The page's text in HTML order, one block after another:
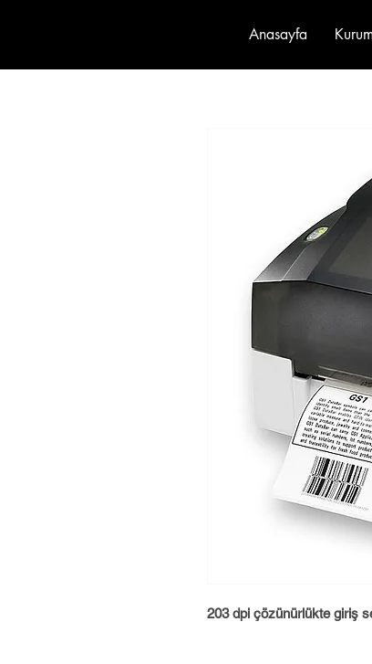
Anasayfa
203 dpi çözünürlükte giriş